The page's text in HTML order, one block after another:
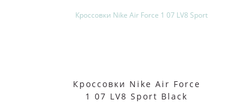
Кроссовки Nike Air Force
1 07 LV8 Sport Black